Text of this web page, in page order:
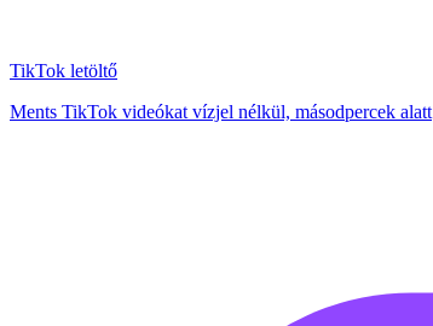
TikTok letöltő
Ments TikTok videókat vízjel nélkül, másodpercek alatt